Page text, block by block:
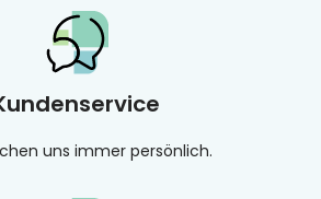
uns immer persönlich.